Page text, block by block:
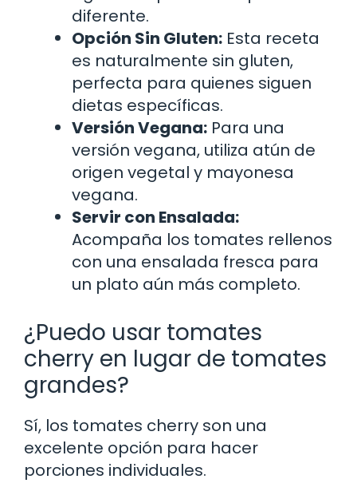
diferente.
Opción Sin Gluten: Esta receta
es naturalmente sin gluten,
perfecta para quienes siguen
dietas específicas.
Versión Vegana: Para una
versión vegana, utiliza atún de
origen vegetal y mayonesa
vegana.
Servir con Ensalada:
Acompaña los tomates rellenos
con una ensalada fresca para
un plato aún más completo.
¿Puedo usar tomates
cherry en lugar de tomates
grandes?
Sí, los tomates cherry son una
excelente opción para hacer
porciones individuales.